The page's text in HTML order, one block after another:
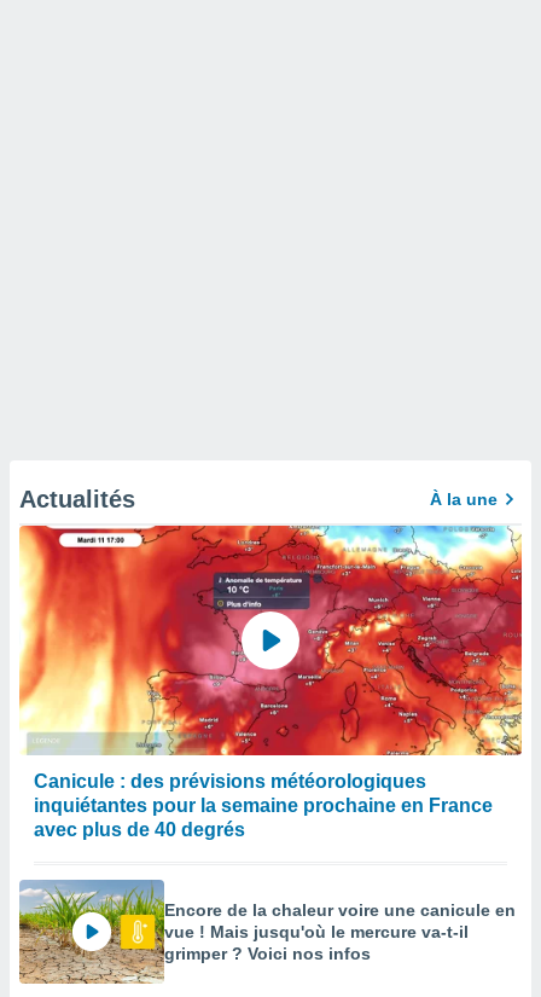
Actualités À la une
Canicule : des prévisions météorologiques
inquiétantes pour la semaine prochaine en France
avec plus de 40 degrés
Encore de la chaleur voire une canicule en
vue ! Mais jusqu'où le mercure va-t-il
grimper ? Voici nos infos